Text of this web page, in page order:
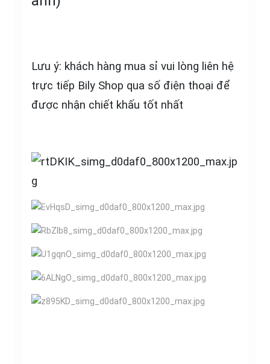
Lưu ý: khách hàng mua sỉ vui lòng liên hệ
trực tiếp Bily Shop qua số điện thoại để
được nhận chiết khấu tốt nhất